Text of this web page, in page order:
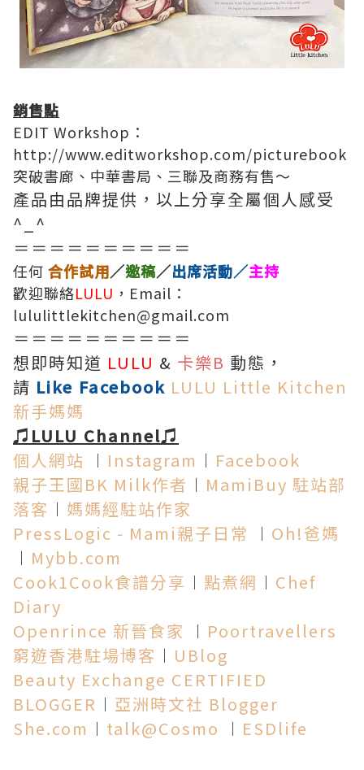
銷售點
EDIT Workshop：
http://www.editworkshop.com/picturebook
突破書廊、中華書局、三聯及商務有售～
產品由品牌提供，以上分享全屬個人感受
^_^
＝＝＝＝＝＝＝＝＝＝
任何 合作試用／邀稿／出席活動／主持
歡迎聯絡LULU ，Email：
lululittlekitchen@gmail.com
＝＝＝＝＝＝＝＝＝＝
想即時知道 LULU & 卡樂B 動態，
請 Like Facebook LULU Little Kitchen
新手媽媽
♫LULU Channel♫
個人網站
︱ Instagram ︱ Facebook
親子王國BK Milk作者 ︱ MamiBuy 駐站部
落客 ︱ 媽媽經駐站作家
PressLogic - Mami親子日常
︱ Oh!爸媽
︱ Mybb.com
Cook1Cook食譜分享 ︱ 點煮網 ︱ Chef
Diary
Openrince 新晉食家
︱ Poortravellers
窮遊香港駐場博客 ︱ UBlog
Beauty Exchange CERTIFIED
BLOGGER ︱ 亞洲時文社 Blogger
She.com ︱ talk@Cosmo ︱ ESDlife